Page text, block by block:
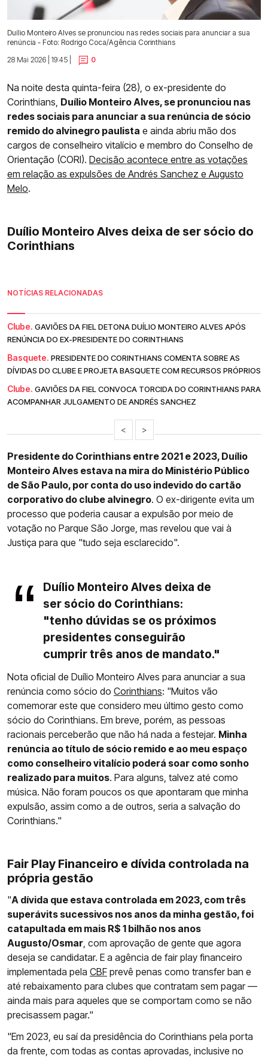
Duílio Monteiro Alves se pronunciou nas redes sociais para anunciar a sua
renúncia - Foto: Rodrigo Coca/Agência Corinthians
28 Mai 2026 | 19:45 |
0
Na noite desta quinta-feira (28), o ex-presidente do
Corinthians, Duílio Monteiro Alves, se pronunciou nas
redes sociais para anunciar a sua renúncia de sócio
remido do alvinegro paulista e ainda abriu mão dos
cargos de conselheiro vitalício e membro do Conselho de
Orientação (CORI). Decisão acontece entre as votações
em relação as expulsões de Andrés Sanchez e Augusto
Melo.
Duílio Monteiro Alves deixa de ser sócio do
Corinthians
NOTÍCIAS RELACIONADAS
Clube. GAVIÕES DA FIEL DETONA DUÍLIO MONTEIRO ALVES APÓS
RENÚNCIA DO EX-PRESIDENTE DO CORINTHIANS
Basquete. PRESIDENTE DO CORINTHIANS COMENTA SOBRE AS
DÍVIDAS DO CLUBE E PROJETA BASQUETE COM RECURSOS PRÓPRIOS
Clube. GAVIÕES DA FIEL CONVOCA TORCIDA DO CORINTHIANS PARA
ACOMPANHAR JULGAMENTO DE ANDRÉS SANCHEZ
< >
Presidente do Corinthians entre 2021 e 2023, Duílio
Monteiro Alves estava na mira do Ministério Público
de São Paulo, por conta do uso indevido do cartão
corporativo do clube alvinegro. O ex-dirigente evita um
processo que poderia causar a expulsão por meio de
votação no Parque São Jorge, mas revelou que vai à
Justiça para que "tudo seja esclarecido".
Duílio Monteiro Alves deixa de
ser sócio do Corinthians:
"tenho dúvidas se os próximos
presidentes conseguirão
cumprir três anos de mandato."
Nota oficial de Duílio Monteiro Alves para anunciar a sua
renúncia como sócio do Corinthians: "Muitos vão
comemorar este que considero meu último gesto como
sócio do Corinthians. Em breve, porém, as pessoas
racionais perceberão que não há nada a festejar. Minha
renúncia ao título de sócio remido e ao meu espaço
como conselheiro vitalício poderá soar como sonho
realizado para muitos. Para alguns, talvez até como
música. Não foram poucos os que apontaram que minha
expulsão, assim como a de outros, seria a salvação do
Corinthians."
Fair Play Financeiro e dívida controlada na
própria gestão
"A dívida que estava controlada em 2023, com três
superávits sucessivos nos anos da minha gestão, foi
catapultada em mais R$ 1 bilhão nos anos
Augusto/Osmar , com aprovação de gente que agora
deseja se candidatar. E a agência de fair play financeiro
implementada pela CBF prevê penas como transfer ban e
até rebaixamento para clubes que contratam sem pagar —
ainda mais para aqueles que se comportam como se não
precisassem pagar."
"Em 2023, eu saí da presidência do Corinthians pela porta
da frente, com todas as contas aprovadas, inclusive no